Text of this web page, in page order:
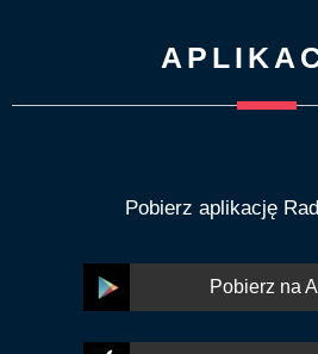
Pobierz aplikację
Pobierz na